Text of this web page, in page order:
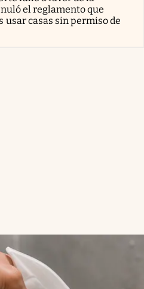
el reglamento que
casas sin permiso de